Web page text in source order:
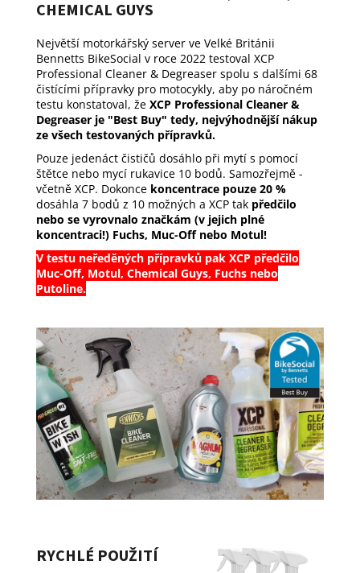
CHEMICAL GUYS
Největší motorkářský server ve Velké Británii
Bennetts BikeSocial v roce 2022 testoval XCP
Professional Cleaner & Degreaser spolu s dalšími 68
čistícími přípravky pro motocykly, aby po náročném
testu konstatoval, že XCP Professional Cleaner &
Degreaser je "Best Buy" tedy, nejvýhodnější nákup
ze všech testovaných přípravků.
Pouze jedenáct čističů dosáhlo při mytí s pomocí
štětce nebo mycí rukavice 10 bodů. Samozřejmě -
včetně XCP. Dokonce koncentrace pouze 20 %
dosáhla 7 bodů z 10 možných a XCP tak předčilo
nebo se vyrovnalo značkám (v jejich plné
koncentraci!) Fuchs, Muc-Off nebo Motul!
V testu neředěných přípravků pak XCP předčilo
Muc-Off, Motul, Chemical Guys, Fuchs nebo
Putoline.
RYCHLÉ POUŽITÍ